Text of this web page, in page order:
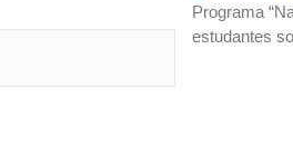
Programa
estudantes